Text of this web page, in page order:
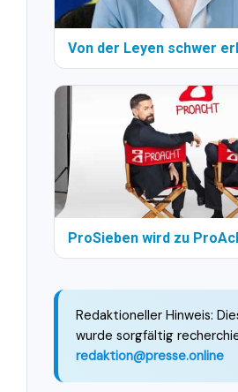
Von der Leyen schwer
ProSieben wird zu
Redaktioneller Hinweis:
wurde sorgfältig
redaktion@presse.online